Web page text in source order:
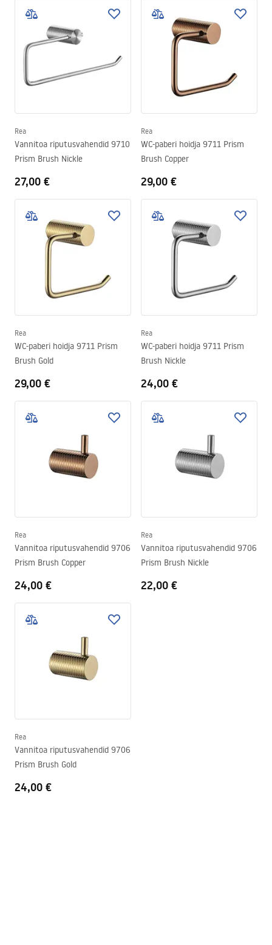
Rea
Vannitoa riputusvahendid 9710
Prism Brush Nickle
27,00 €
Rea
WC-paberi hoidja 9711 Prism
Brush Copper
29,00 €
Rea
WC-paberi hoidja 9711 Prism
Brush Gold
29,00 €
Rea
WC-paberi hoidja 9711 Prism
Brush Nickle
24,00 €
Rea
Vannitoa riputusvahendid 9706
Prism Brush Copper
24,00 €
Rea
Vannitoa riputusvahendid 9706
Prism Brush Nickle
22,00 €
Rea
Vannitoa riputusvahendid 9706
Prism Brush Gold
24,00 €